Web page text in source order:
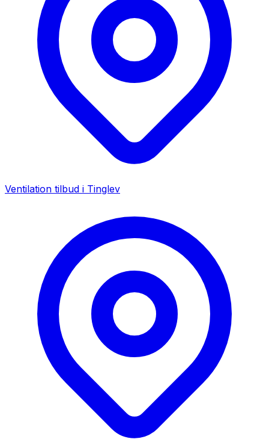
Ventilation tilbud i Tinglev